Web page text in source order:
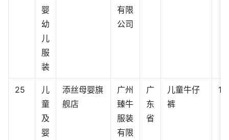
婴
幼
儿
服
装
有限
公司
25
儿
童
及
婴
添丝母婴旗
舰店
广州
臻牛
服装
有限
广
东
省
儿童牛仔
裤